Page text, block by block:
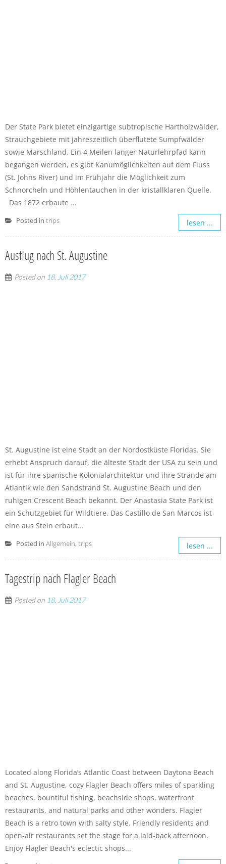
Der State Park bietet einzigartige subtropische Hartholzwälder,
Strauchgebiete mit jahreszeitlich überflutete Sumpfwälder
sowie Marschland. Ein 4 Meilen langer Naturlehrpfad kann
begangen werden, es gibt Kanumöglichkeiten auf dem Fluss
(St. Johns River) und im Frühjahr die Möglichkeit zum
Schnorcheln und Höhlentauchen in der kristallklaren Quelle.
Das 1872 erbaute ...
lesen ...
Posted in trips
Ausflug nach St. Augustine
Posted on 18. Juli 2017
St. Augustine ist eine Stadt an der Nordostküste Floridas. Sie
erhebt Anspruch darauf, die älteste Stadt der USA zu sein und
ist für ihre spanische Kolonialarchitektur und ihre Strände am
Atlantik wie den Sandstrand St. Augustine Beach und den
ruhigen Crescent Beach bekannt. Der Anastasia State Park ist
ein Schutzgebiet für Wildtiere. Das Castillo de San Marcos ist
eine aus Stein erbaut...
lesen ...
Posted in Allgemein,trips
Tagestrip nach Flagler Beach
Posted on 18. Juli 2017
Located along Florida’s Atlantic Coast between Daytona Beach
and St. Augustine, cozy Flagler Beach offers miles of sparkling
beaches, bountiful fishing, beachside shops, waterfront
restaurants, and natural parks and other wonders. Flagler
Beach is a retro town with salty style. Friendly residents and
open-air restaurants set the stage for a laid-back afternoon.
Enjoy Flagler Beach's eclectic shops...